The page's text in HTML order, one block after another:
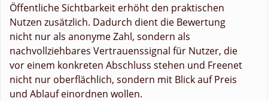
Öffentliche Sichtbarkeit erhöht den praktischen
Nutzen zusätzlich. Dadurch dient die Bewertung
nicht nur als anonyme Zahl, sondern als
nachvollziehbares Vertrauenssignal für Nutzer, die
vor einem konkreten Abschluss stehen und Freenet
nicht nur oberflächlich, sondern mit Blick auf Preis
und Ablauf einordnen wollen.